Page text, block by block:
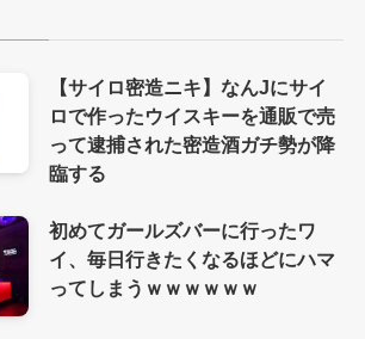
【サイロ密造ニキ】なんJにサイ
ロで作ったウイスキーを通販で売
って逮捕された密造酒ガチ勢が降
臨する
初めてガールズバーに行ったワ
イ、毎日行きたくなるほどにハマ
ってしまうｗｗｗｗｗｗ